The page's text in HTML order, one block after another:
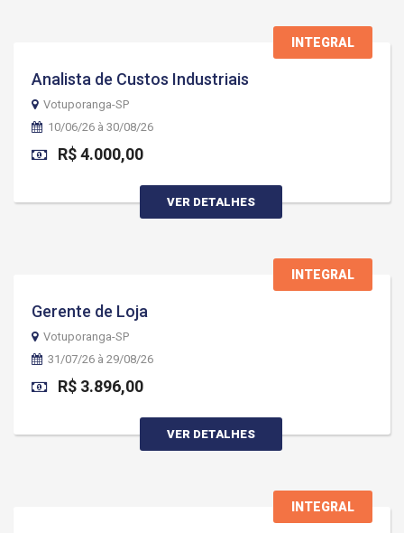
INTEGRAL
Analista de Custos Industriais
Votuporanga-SP
10/06/26 à 30/08/26
R$ 4.000,00
VER DETALHES
INTEGRAL
Gerente de Loja
Votuporanga-SP
31/07/26 à 29/08/26
R$ 3.896,00
VER DETALHES
INTEGRAL